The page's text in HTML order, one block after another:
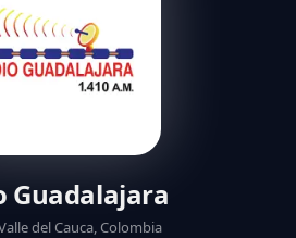
Guadalajara
del Cauca, Colombia